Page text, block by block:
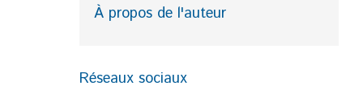
À propos de l'auteur
Réseaux sociaux